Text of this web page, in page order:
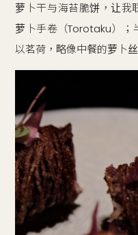
萝卜干与海苔脆饼，让我
萝卜手卷（Torotaku）；
以茗荷，略像中餐的萝卜